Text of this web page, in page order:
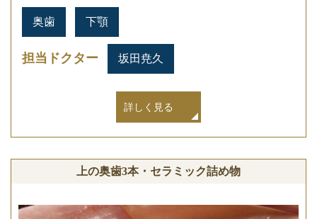
奥歯 下顎
担当ドクター 坂田尭久
詳しく見る
上の奥歯3本・セラミック詰め物